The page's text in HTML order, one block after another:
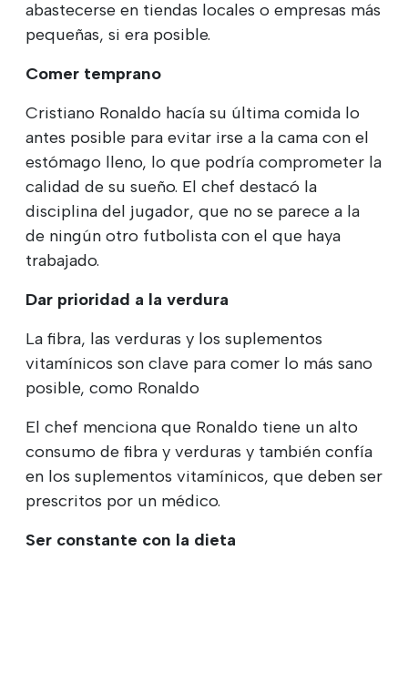
abastecerse en tiendas locales o empresas más
pequeñas, si era posible.
Comer temprano
Cristiano Ronaldo hacía su última comida lo
antes posible para evitar irse a la cama con el
estómago lleno, lo que podría comprometer la
calidad de su sueño. El chef destacó la
disciplina del jugador, que no se parece a la
de ningún otro futbolista con el que haya
trabajado.
Dar prioridad a la verdura
La fibra, las verduras y los suplementos
vitamínicos son clave para comer lo más sano
posible, como Ronaldo
El chef menciona que Ronaldo tiene un alto
consumo de fibra y verduras y también confía
en los suplementos vitamínicos, que deben ser
prescritos por un médico.
Ser constante con la dieta